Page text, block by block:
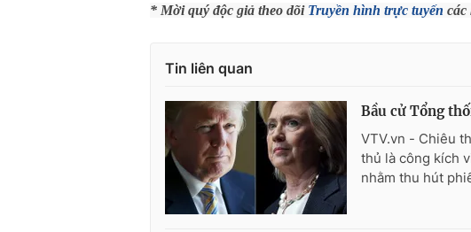
* Mời quý độc giả theo dõi Truyền hình trực tuyến các
Tin liên quan
Bầu cử Tổng
VTV.vn - Chiêu
thủ là công kích
nhằm thu hút